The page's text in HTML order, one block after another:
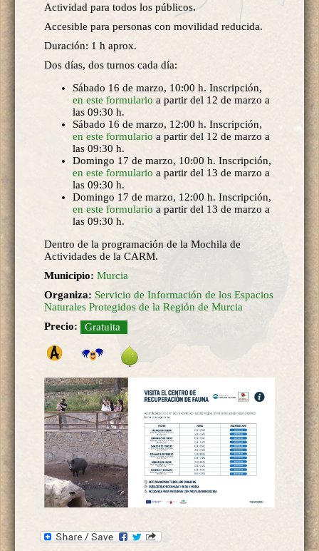
Actividad para todos los públicos.
Accesible para personas con movilidad reducida.
Duración: 1 h aprox.
Dos días, dos turnos cada día:
Sábado 16 de marzo, 10:00 h. Inscripción,
en este formulario a partir del 12 de marzo a
las 09:30 h.
Sábado 16 de marzo, 12:00 h. Inscripción,
en este formulario a partir del 12 de marzo a
las 09:30 h.
Domingo 17 de marzo, 10:00 h. Inscripción,
en este formulario a partir del 13 de marzo a
las 09:30 h.
Domingo 17 de marzo, 12:00 h. Inscripción,
en este formulario a partir del 13 de marzo a
las 09:30 h.
Dentro de la programación de la Mochila de
Actividades de la CARM.
Municipio: Murcia
Organiza: Servicio de Información de los Espacios
Naturales Protegidos de la Región de Murcia
Precio:
Gratuita